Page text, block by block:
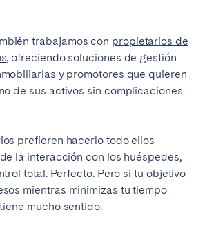
trabajamos con propietarios de
, ofreciendo soluciones de gestión
y promotores que quieren
de sus activos sin complicaciones
prefieren hacerlo todo ellos
la interacción con los huéspedes,
total. Perfecto. Pero si tu objetivo
mientras minimizas tu tiempo
mucho sentido.